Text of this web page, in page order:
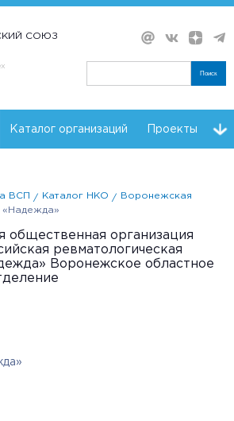
СОЮЗ
Поиск
Каталог организаций Проекты
ВСП Каталог НКО
Воронежская
общественная организация
ревматологическая
Воронежское областное